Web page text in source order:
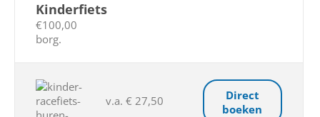
Kinderfiets
€100,00
borg.
v.a. € 27,50
Direct
boeken